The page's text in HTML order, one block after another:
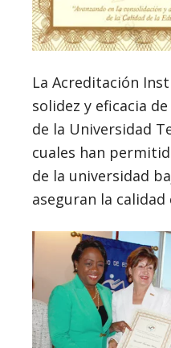
La Acreditación
solidez y eficacia
de la Universidad
cuales han
de la universidad
aseguran la calidad